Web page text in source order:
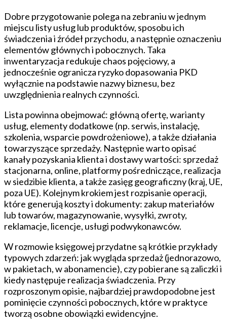
Dobre przygotowanie polega na zebraniu w jednym
miejscu listy usług lub produktów, sposobu ich
świadczenia i źródeł przychodu, a następnie oznaczeniu
elementów głównych i pobocznych. Taka
inwentaryzacja redukuje chaos pojęciowy, a
jednocześnie ogranicza ryzyko dopasowania PKD
wyłącznie na podstawie nazwy biznesu, bez
uwzględnienia realnych czynności.
Lista powinna obejmować: główną ofertę, warianty
usług, elementy dodatkowe (np. serwis, instalację,
szkolenia, wsparcie powdrożeniowe), a także działania
towarzyszące sprzedaży. Następnie warto opisać
kanały pozyskania klienta i dostawy wartości: sprzedaż
stacjonarna, online, platformy pośredniczące, realizacja
w siedzibie klienta, a także zasięg geograficzny (kraj, UE,
poza UE). Kolejnym krokiem jest rozpisanie operacji,
które generują koszty i dokumenty: zakup materiałów
lub towarów, magazynowanie, wysyłki, zwroty,
reklamacje, licencje, usługi podwykonawców.
W rozmowie księgowej przydatne są krótkie przykłady
typowych zdarzeń: jak wygląda sprzedaż (jednorazowo,
w pakietach, w abonamencie), czy pobierane są zaliczki i
kiedy następuje realizacja świadczenia. Przy
rozproszonym opisie, najbardziej prawdopodobne jest
pominięcie czynności pobocznych, które w praktyce
tworzą osobne obowiązki ewidencyjne.